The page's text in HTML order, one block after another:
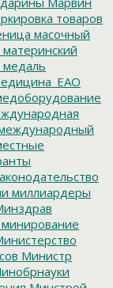
товаров
масочный
материнский
медаль
миллиардеры
минирование
Министр